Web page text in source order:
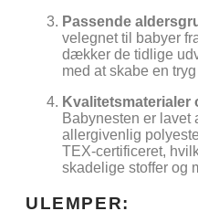
Passende
velegnet til babyer
dækker de tidlige
med at skabe en
Kvalitetsmaterialer
Babynesten er lavet
allergivenlig
TEX-certificeret,
skadelige stoffer og
ULEMPER: